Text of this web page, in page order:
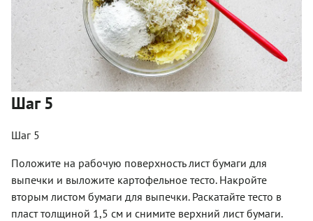
Шаг 5
Шаг 5
Положите на рабочую поверхность лист бумаги для
выпечки и выложите картофельное тесто. Накройте
вторым листом бумаги для выпечки. Раскатайте тесто в
пласт толщиной 1,5 см и снимите верхний лист бумаги.